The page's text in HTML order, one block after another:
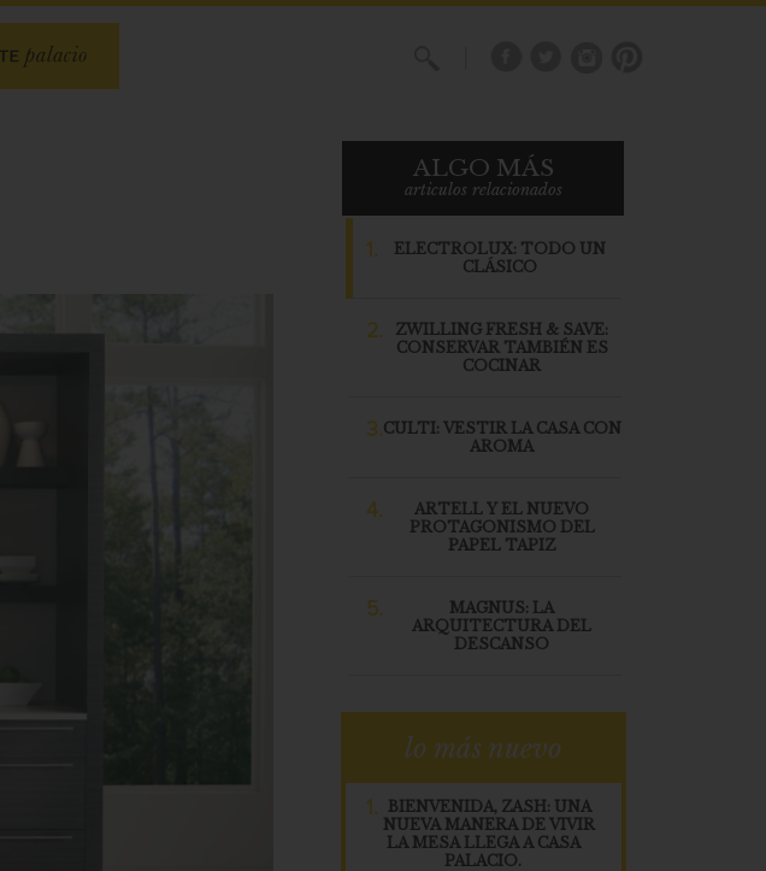
ALGO MÁS
articulos relacionados
1.
ELECTROLUX: TODO UN
CLÁSICO
2.
ZWILLING FRESH & SAVE:
CONSERVAR TAMBIÉN ES
COCINAR
3.CULTI: VESTIR LA CASA CON
AROMA
4.
ARTELL Y EL NUEVO
PROTAGONISMO DEL
PAPEL TAPIZ
5.
MAGNUS: LA
ARQUITECTURA DEL
DESCANSO
lo más nuevo
1.
BIENVENIDA, ZASH: UNA
NUEVA MANERA DE VIVIR
LA MESA LLEGA A CASA
PALACIO.